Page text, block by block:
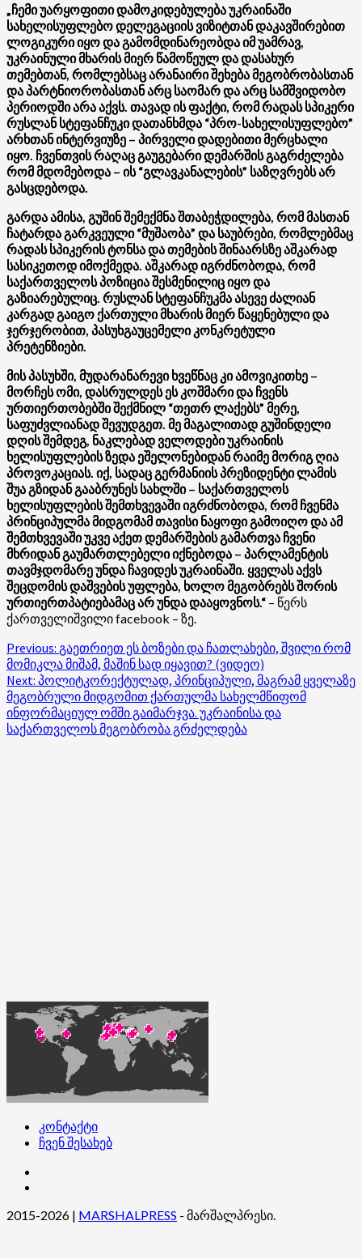
„ჩემი უარყოფითი დამოკიდებულება უკრაინაში
სახელისუფლებო დელეგაციის ვიზიტთან დაკავშირებით
ლოგიკური იყო და გამომდინარეობდა იმ უამრავ,
უკრაინული მხარის მიერ წამოწეულ და დასახურ
თემებთან, რომლებსაც არანაირი შეხება მეგობრობასთან
და პარტნიორობასთან არც საომარ და არც სამშვიდობო
პერიოდში არა აქვს. თავად ის ფაქტი, რომ რადას სპიკერი
რუსლან სტეფანჩუკი დათანხმდა “პრო-სახელისუფლებო”
არხთან ინტერვიუზე – პირველი დადებითი მერცხალი
იყო. ჩვენთვის რაღაც გაუგებარი დემარშის გაგრძელება
რომ მდომებოდა – ის “გლავკანალების” საზღვრებს არ
გასცდებოდა.
გარდა ამისა, გუშინ შემექმნა შთაბეჭდილება, რომ მასთან
ჩატარდა გარკვეული “მუშაობა” და საუბრები, რომლებმაც
რადას სპიკერის ტონსა და თემების შინაარსზე აშკარად
სასიკეთოდ იმოქმედა. აშკარად იგრძნობოდა, რომ
საქართველოს პოზიცია შესმენილიც იყო და
გაზიარებულიც. რუსლან სტეფანჩუკმა ასევე ძალიან
კარგად გაიგო ქართული მხარის მიერ წაყენებული და
ჯერჯერობით, პასუხგაუცემელი კონკრეტული
პრეტენზიები.
მის პასუხში, მუდარანარევი ხვეწნაც კი ამოვიკითხე –
მორჩეს ომი, დასრულდეს ეს კოშმარი და ჩვენს
ურთიერთობებში შექმნილ “თეთრ ლაქებს” მერე,
საფუძვლიანად შევუდგეთ. მე მაგალითად გუშინდელი
დღის შემდეგ, ნაკლებად ველოდები უკრაინის
ხელისუფლების ზედა ეშელონებიდან რაიმე მორიგ ღია
პროვოკაციას. იქ, სადაც გერმანიის პრეზიდენტი ლამის
შუა გზიდან გააბრუნეს სახლში – საქართველოს
ხელისუფლების შემთხვევაში იგრძნობოდა, რომ ჩვენმა
პრინციპულმა მიდგომამ თავისი ნაყოფი გამოიღო და ამ
შემთხვევაში უკვე აქეთ დემარშების გამართვა ჩვენი
მხრიდან გაუმართლებელი იქნებოდა – პარლამენტის
თავმჯდომარე უნდა ჩავიდეს უკრაინაში. ყველას აქვს
შეცდომის დაშვების უფლება, ხოლო მეგობრებს შორის
ურთიერთპატიებამაც არ უნდა დააყოვნოს.“ – წერს
ქართველიშვილი facebook – ზე.
Post
navigation
Previous: გაეთრიეთ ეს ბოზები და ჩათლახები, შვილი რომ
მომიკლა მიშამ, მაშინ სად იყავით? (ვიდეო)
Next: პოლიტკორექტულად, პრინციპული, მაგრამ ყველაზე
მეგობრული მიდგომით ქართულმა სახელმწიფომ
ინფორმაციულ ომში გაიმარჯვა. უკრაინისა და
საქართველოს მეგობრობა გრძელდება
კონტაქტი
ჩვენ შესახებ
2015-2026 | MARSHALPRESS - მარშალპრესი.